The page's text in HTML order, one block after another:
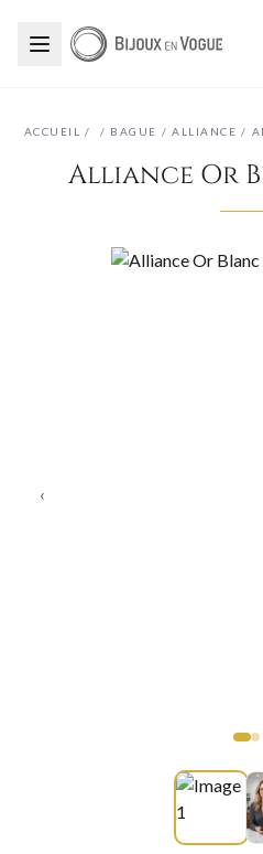
ACCUEIL / / BAGUE / ALLIANCE /
Alliance Or
‹